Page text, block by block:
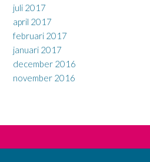
juli 2017
april 2017
februari 2017
januari 2017
december 2016
november 2016